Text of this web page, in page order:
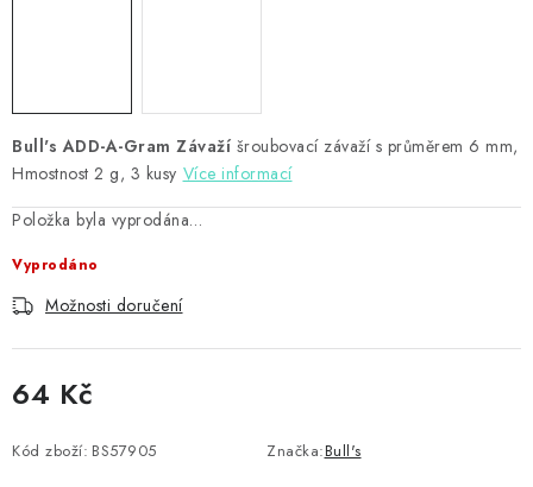
Kontakty Hodnocení obchodu
Bull's ADD-A-Gram Závaží šroubovací závaží s průměrem 6 mm,
Hmostnost 2 g, 3 kusy Více informací
Položka byla vyprodána…
Vyprodáno
Možnosti doručení
64 Kč
Kód zboží: BS57905 Značka:Bull's